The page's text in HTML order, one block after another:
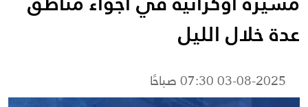
عدة خلال الليل
03-08-2025 07:30 صباحًا